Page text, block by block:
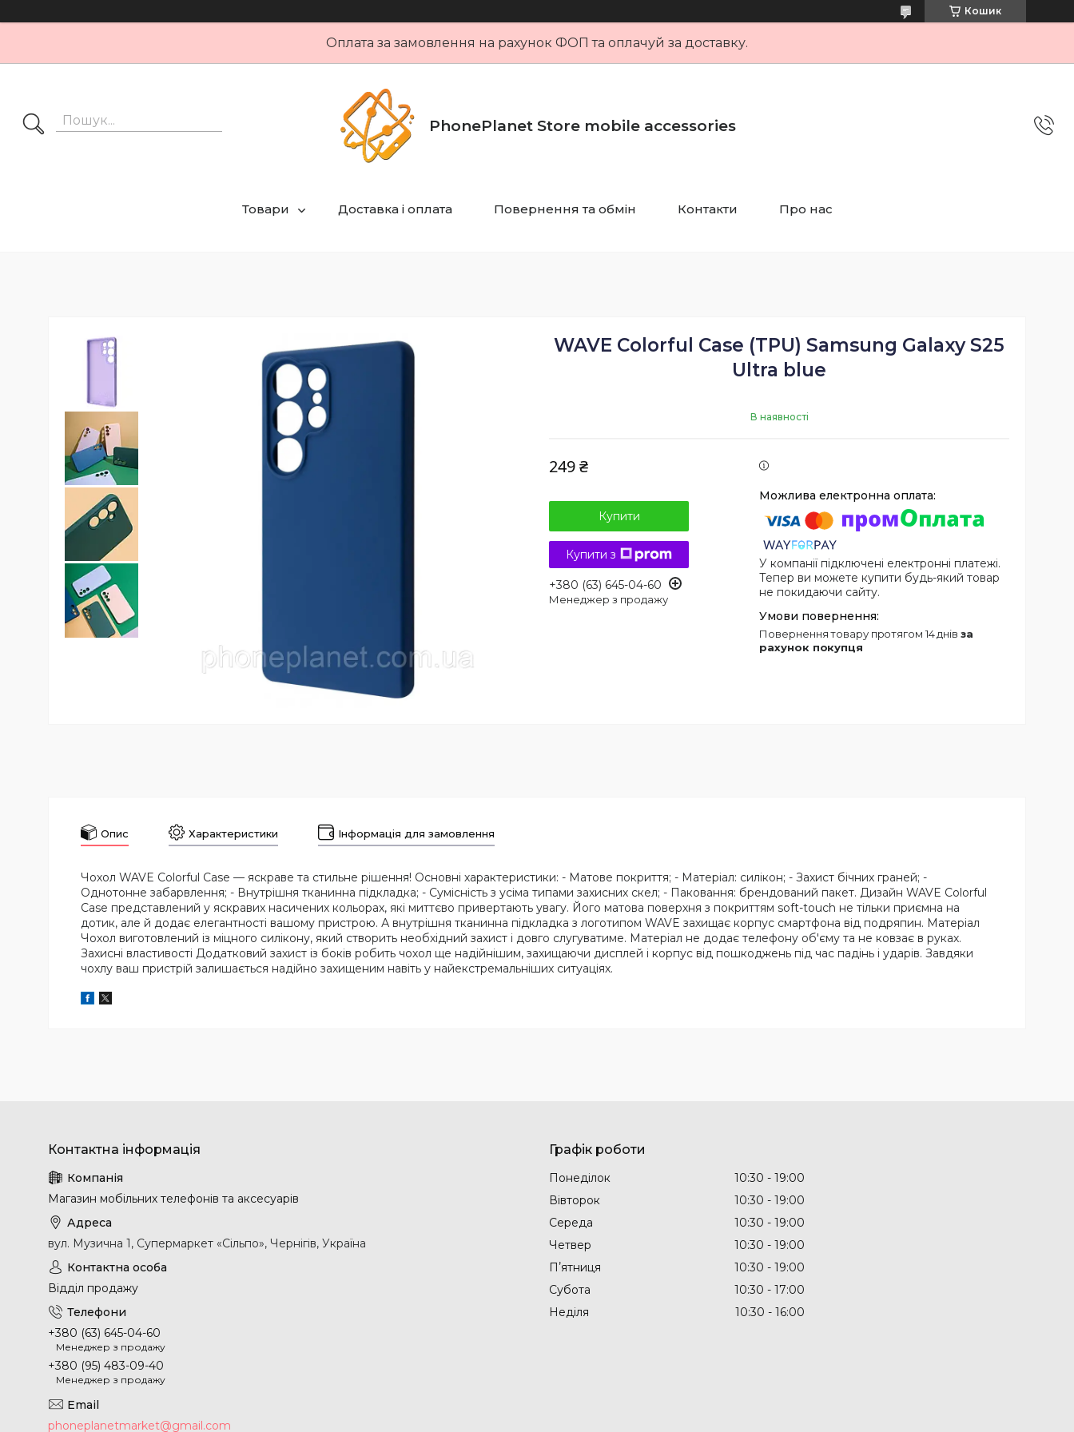
Кошик
Оплата за замовлення на рахунок ФОП та оплачуй за доставку.
PhonePlanet Store mobile accessories
Товари Доставка і оплата Повернення та обмін Контакти Про нас
WAVE Colorful Case (TPU) Samsung Galaxy S25
Ultra blue
В наявності
249 ₴
Купити
Купити з
+380 (63) 645-04-60
Менеджер з продажу
У компанії підключені електронні платежі.
Тепер ви можете купити будь-який товар
не покидаючи сайту.
повернення товару протягом 14 днів за
рахунок покупця
Опис Характеристики Інформація для замовлення
Чохол WAVE Colorful Case — яскраве та стильне рішення! Основні характеристики: - Матове покриття; - Матеріал: силікон; - Захист бічних граней; -
Однотонне забарвлення; - Внутрішня тканинна підкладка; - Сумісність з усіма типами захисних скел; - Паковання: брендований пакет. Дизайн WAVE Colorful
Case представлений у яскравих насичених кольорах, які миттєво привертають увагу. Його матова поверхня з покриттям soft-touch не тільки приємна на
дотик, але й додає елегантності вашому пристрою. А внутрішня тканинна підкладка з логотипом WAVE захищає корпус смартфона від подряпин. Матеріал
Чохол виготовлений із міцного силікону, який створить необхідний захист і довго слугуватиме. Матеріал не додає телефону об'єму та не ковзає в руках.
Захисні властивості Додатковий захист із боків робить чохол ще надійнішим, захищаючи дисплей і корпус від пошкоджень під час падінь і ударів. Завдяки
чохлу ваш пристрій залишається надійно захищеним навіть у найекстремальніших ситуаціях.
Магазин мобільних телефонів та аксесуарів
вул. Музична 1, Супермаркет «Сільпо», Чернігів, Україна
Відділ продажу
+380 (63) 645-04-60
Менеджер з продажу
+380 (95) 483-09-40
Менеджер з продажу
phoneplanetmarket@gmail.com
Графік роботи
Понеділок 10:30
19:00
Вівторок
10:30
19:00
Середа
10:30
19:00
Четвер
10:30
19:00
Пʼятниця
10:30
19:00
Субота
10:30
17:00
Неділя
10:30 16:00